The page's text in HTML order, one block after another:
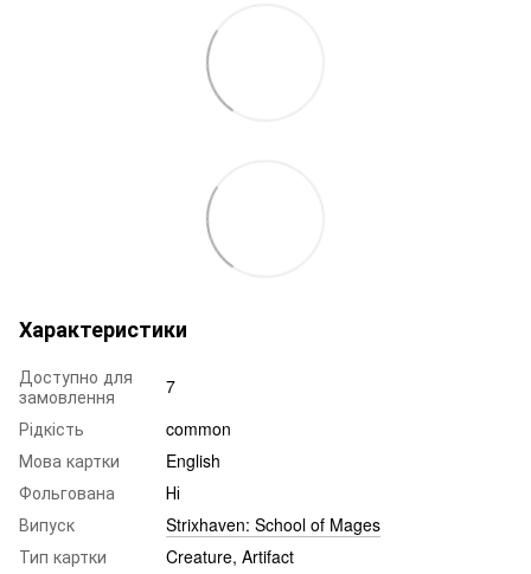
Характеристики
Доступно для
замовлення
7
Рідкість
common
Мова картки
English
Фольгована
Ні
Випуск
Strixhaven: School of Mages
Тип картки
Creature, Artifact